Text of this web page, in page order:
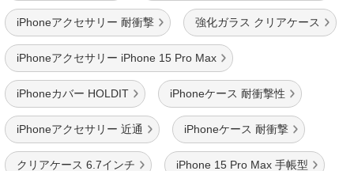
iPhoneアクセサリー 耐衝撃 強化ガラス クリアケース
iPhoneアクセサリー iPhone 15 Pro Max
iPhoneカバー HOLDIT iPhoneケース 耐衝撃性
iPhoneアクセサリー 近通 iPhoneケース 耐衝撃
クリアケース 6.7インチ iPhone 15 Pro Max 手帳型